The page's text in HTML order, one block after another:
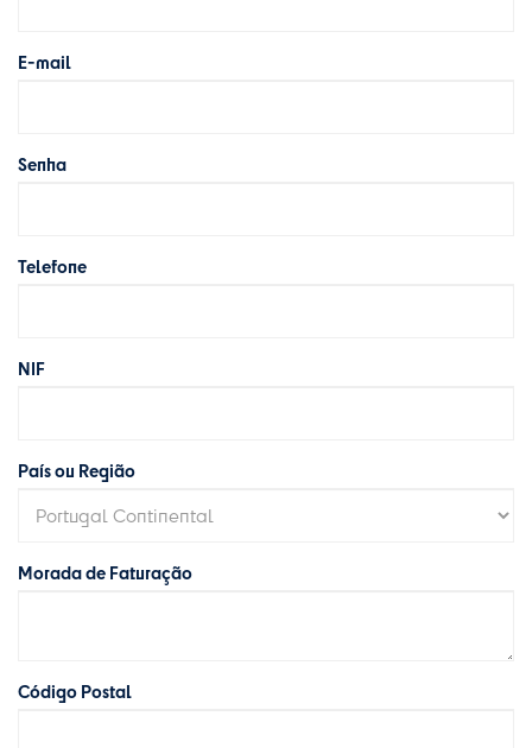
E-mail
Senha
Telefone
NIF
País ou Região
Morada de Faturação
Código Postal